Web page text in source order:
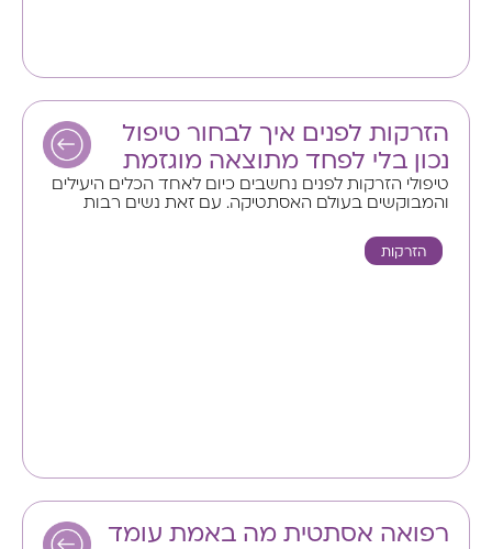
הזרקות לפנים איך לבחור טיפול
נכון בלי לפחד מתוצאה מוגזמת
טיפולי הזרקות לפנים נחשבים כיום לאחד הכלים היעילים
והמבוקשים בעולם האסתטיקה. עם זאת נשים רבות
הזרקות
רפואה אסתטית מה באמת עומד